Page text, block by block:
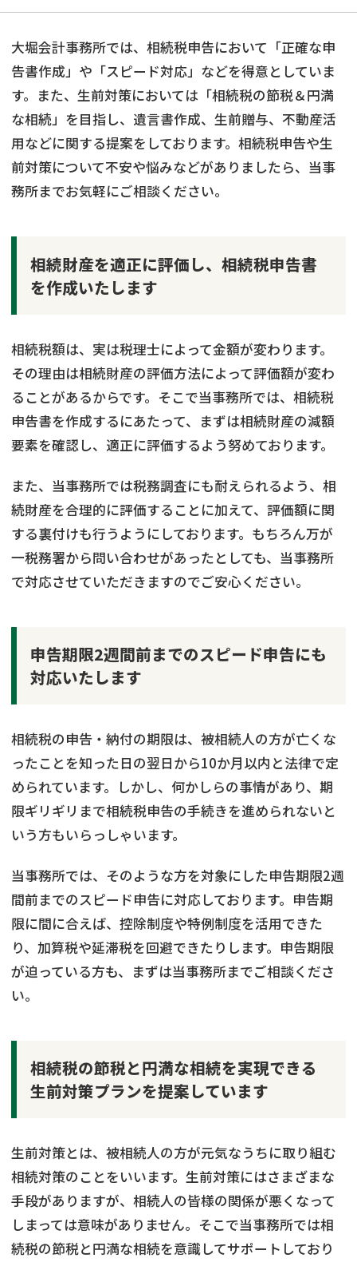
大堀会計事務所では、相続税申告において「正確な申
告書作成」や「スピード対応」などを得意としていま
す。また、生前対策においては「相続税の節税＆円満
な相続」を目指し、遺言書作成、生前贈与、不動産活
用などに関する提案をしております。相続税申告や生
前対策について不安や悩みなどがありましたら、当事
務所までお気軽にご相談ください。
相続財産を適正に評価し、相続税申告書
を作成いたします
相続税額は、実は税理士によって金額が変わります。
その理由は相続財産の評価方法によって評価額が変わ
ることがあるからです。そこで当事務所では、相続税
申告書を作成するにあたって、まずは相続財産の減額
要素を確認し、適正に評価するよう努めております。
また、当事務所では税務調査にも耐えられるよう、相
続財産を合理的に評価することに加えて、評価額に関
する裏付けも行うようにしております。もちろん万が
一税務署から問い合わせがあったとしても、当事務所
で対応させていただきますのでご安心ください。
申告期限2週間前までのスピード申告にも
対応いたします
相続税の申告・納付の期限は、被相続人の方が亡くな
ったことを知った日の翌日から10か月以内と法律で定
められています。しかし、何かしらの事情があり、期
限ギリギリまで相続税申告の手続きを進められないと
いう方もいらっしゃいます。
当事務所では、そのような方を対象にした申告期限2週
間前までのスピード申告に対応しております。申告期
限に間に合えば、控除制度や特例制度を活用できた
り、加算税や延滞税を回避できたりします。申告期限
が迫っている方も、まずは当事務所までご相談くださ
い。
相続税の節税と円満な相続を実現できる
生前対策プランを提案しています
生前対策とは、被相続人の方が元気なうちに取り組む
相続対策のことをいいます。生前対策にはさまざまな
手段がありますが、相続人の皆様の関係が悪くなって
しまっては意味がありません。そこで当事務所では相
続税の節税と円満な相続を意識してサポートしており